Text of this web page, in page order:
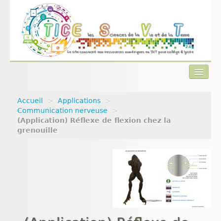
Actualités
Plan du site
Accueil > Applications
>
Communication nerveuse
>
(Application) Réflexe de flexion chez la
grenouille